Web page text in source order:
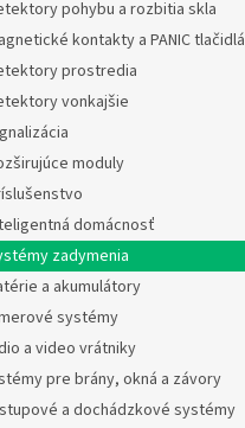
pohybu a rozbitia skla
kontakty a PANIC tlačidlá
prostredia
vonkajšie
moduly
domácnosť
zadymenia
a akumulátory
systémy
a video vrátniky
pre brány, okná a závory
a dochádzkové systémy